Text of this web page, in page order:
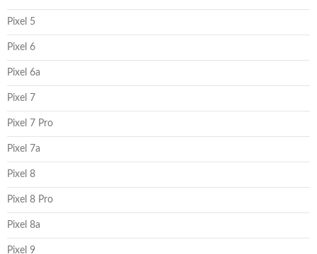
Pixel 5
Pixel 6
Pixel 6a
Pixel 7
Pixel 7 Pro
Pixel 7a
Pixel 8
Pixel 8 Pro
Pixel 8a
Pixel 9